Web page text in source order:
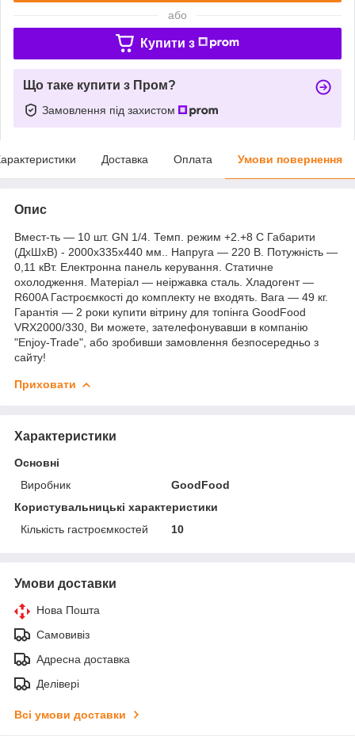
або
Купити з
Що таке купити з Пром?
Замовлення під захистом
Доставка Оплата Умови повернення
Опис
Вмест-ть — 10 шт. GN 1/4. Темп. режим +2.+8 C Габарити
(ДхШхВ) - 2000х335х440 мм.. Напруга — 220 В. Потужність —
0,11 кВт. Електронна панель керування. Статичне
охолодження. Матеріал — неіржавка сталь. Хладогент —
R600A Гастроємкості до комплекту не входять. Вага — 49 кг.
Гарантія — 2 роки купити вітрину для топінга GoodFood
VRX2000/330, Ви можете, зателефонувавши в компанію
"Enjoy-Trade", або зробивши замовлення безпосередньо з
сайту!
Приховати
Характеристики
Основні
Виробник
GoodFood
Користувальницькі характеристики
Кількість гастроємкостей
10
Умови доставки
Нова Пошта
Самовивіз
Адресна доставка
Делівері
Всі умови доставки